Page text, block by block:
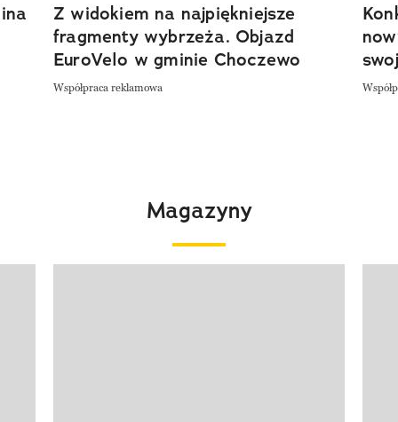
Z widokiem na najpiękniejsze
fragmenty wybrzeża. Objazd
EuroVelo w gminie Choczewo
Współpraca reklamowa
Magazyny